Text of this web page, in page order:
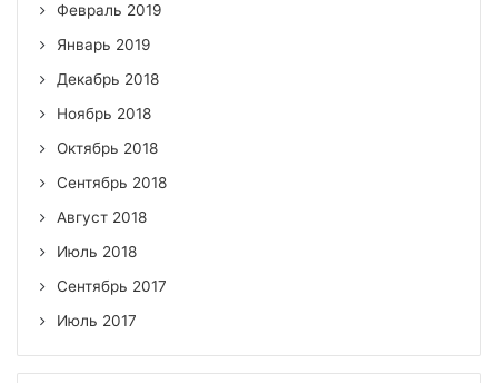
Февраль 2019
Январь 2019
Декабрь 2018
Ноябрь 2018
Октябрь 2018
Сентябрь 2018
Август 2018
Июль 2018
Сентябрь 2017
Июль 2017